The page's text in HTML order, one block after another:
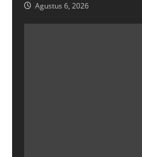
Agustus 6, 2026